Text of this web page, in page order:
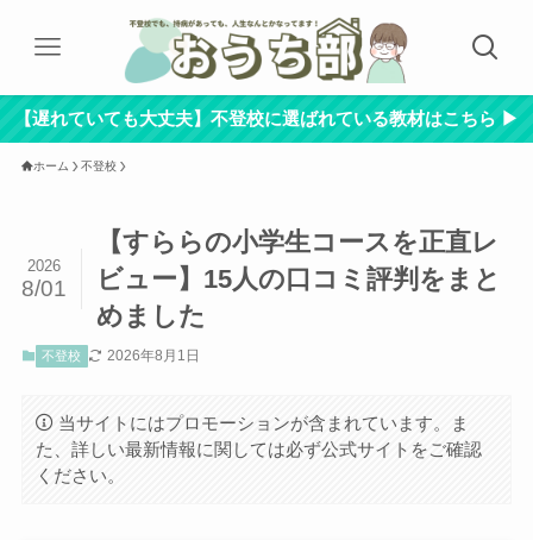
【遅れていても大丈夫】不登校に選ばれている教材はこちら ▶︎
ホーム 不登校
【すららの小学生コースを正直レ
ビュー】15人の口コミ評判をまと
めました
2026
8/01
不登校 2026年8月1日
当サイトにはプロモーションが含まれています。ま
た、詳しい最新情報に関しては必ず公式サイトをご確認
ください。